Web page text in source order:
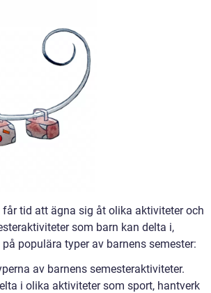
får tid att ägna sig åt olika aktiviteter och
som barn kan delta i,
populära typer av barnens semester:
av barnens semesteraktiviteter.
i olika aktiviteter som sport, hantverk